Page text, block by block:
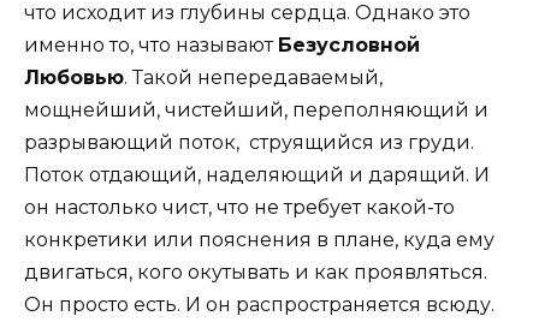
что исходит из глубины сердца. Однако это
именно то, что называют Безусловной
Любовью. Такой непередаваемый,
мощнейший, чистейший, переполняющий и
разрывающий поток, струящийся из груди.
Поток отдающий, наделяющий и дарящий. И
он настолько чист, что не требует какой-то
конкретики или пояснения в плане, куда ему
двигаться, кого окутывать и как проявляться.
Он просто есть. И он распространяется всюду.